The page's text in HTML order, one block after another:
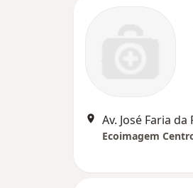
Av. José Faria
Ecoimagem